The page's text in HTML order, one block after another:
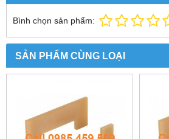
Bình chọn sản phẩm:
SẢN PHẨM CÙNG LOẠI